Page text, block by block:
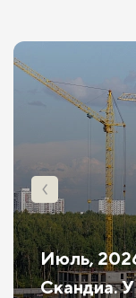
Июль,
Скандиа.